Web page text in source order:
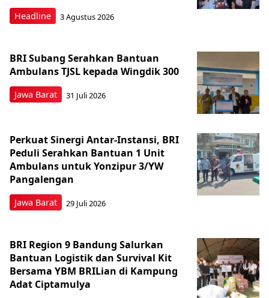
Headline 3 Agustus 2026
Jawa Barat
BRI Subang Serahkan Bantuan
Ambulans TJSL kepada Wingdik 300
31 Juli 2026
Jawa Barat
Perkuat Sinergi Antar-Instansi, BRI
Peduli Serahkan Bantuan 1 Unit
Ambulans untuk Yonzipur 3/YW
Pangalengan
29 Juli 2026
BRI Region 9 Bandung Salurkan
Bantuan Logistik dan Survival Kit
Bersama YBM BRILian di Kampung
Adat Ciptamulya